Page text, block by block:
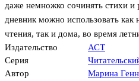
даже немножко сочинять стихи и
дневник можно использовать как
чтения, так и дома, во время
Издательство
АСТ
Серия
Автор
Марина